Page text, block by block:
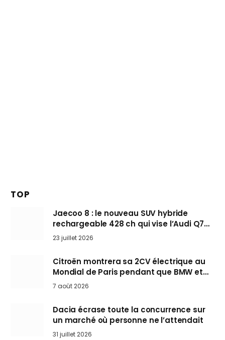
TOP
Jaecoo 8 : le nouveau SUV hybride
rechargeable 428 ch qui vise l’Audi Q7
arrive en Europe cet automne
23 juillet 2026
Citroën montrera sa 2CV électrique au
Mondial de Paris pendant que BMW et
Mini désertent le salon
7 août 2026
Dacia écrase toute la concurrence sur
un marché où personne ne l’attendait
31 juillet 2026